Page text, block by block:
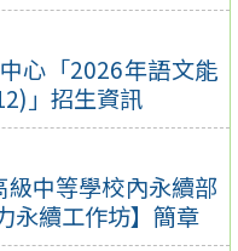
心「2026年語文能
」招生資訊
中等學校內永續部
永續工作坊】簡章